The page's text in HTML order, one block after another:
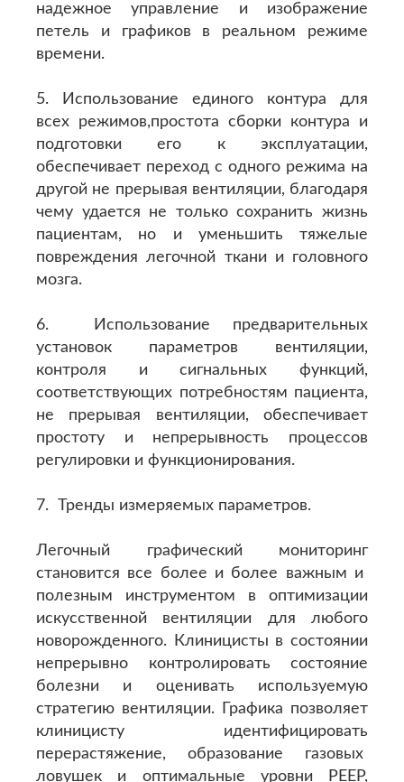
надежное управление и изображение
петель и графиков в реальном режиме
времени.
5. Использование единого контура для
всех режимов,простота сборки контура и
подготовки его к эксплуатации,
обеспечивает переход с одного режима на
другой не прерывая вентиляции, благодаря
чему удается не только сохранить жизнь
пациентам, но и уменьшить тяжелые
повреждения легочной ткани и головного
мозга.
6. Использование предварительных
установок параметров вентиляции,
контроля и сигнальных функций,
соответствующих потребностям пациента,
не прерывая вентиляции, обеспечивает
простоту и непрерывность процессов
регулировки и функционирования.
7. Тренды измеряемых параметров.
Легочный графический мониторинг
становится все более и более важным и
полезным инструментом в оптимизации
искусственной вентиляции для любого
новорожденного. Клиницисты в состоянии
непрерывно контролировать состояние
болезни и оценивать используемую
стратегию вентиляции. Графика позволяет
клиницисту идентифицировать
перерастяжение, образование газовых
ловушек и оптимальные уровни РЕЕР,